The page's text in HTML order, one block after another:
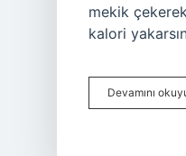
mekik
kalori
Devamını